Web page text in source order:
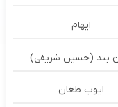
ایهام
بند (حسین شریفی)
ایوب طغان